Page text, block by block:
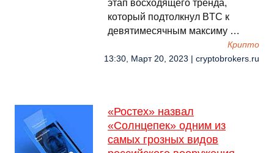
этап восходящего тренда,
который подтолкнул BTC к
девятимесячным максиму …
Крипто
13:30, Март 20, 2023 | cryptobrokers.ru
«Ростех» назвал
«Солнцепек» одним из
самых грозных видов